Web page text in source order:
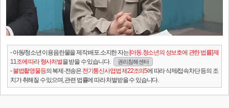
- 아동/청소년 이용음란물을 제작.배포.소지한 자는[아동.청소년의 성보호에 관한 법률] 제
11조에 따라 형사처벌을 받을 수 있습니다. 권리침해 센터
-불법촬영물등의 복제·전송은 전기통신사업법 제22조의5에 따라 삭제/접속차단 등의 조
치가 취해질 수 있으며, 관련 법률에 따라 처벌받을 수 있습니다.